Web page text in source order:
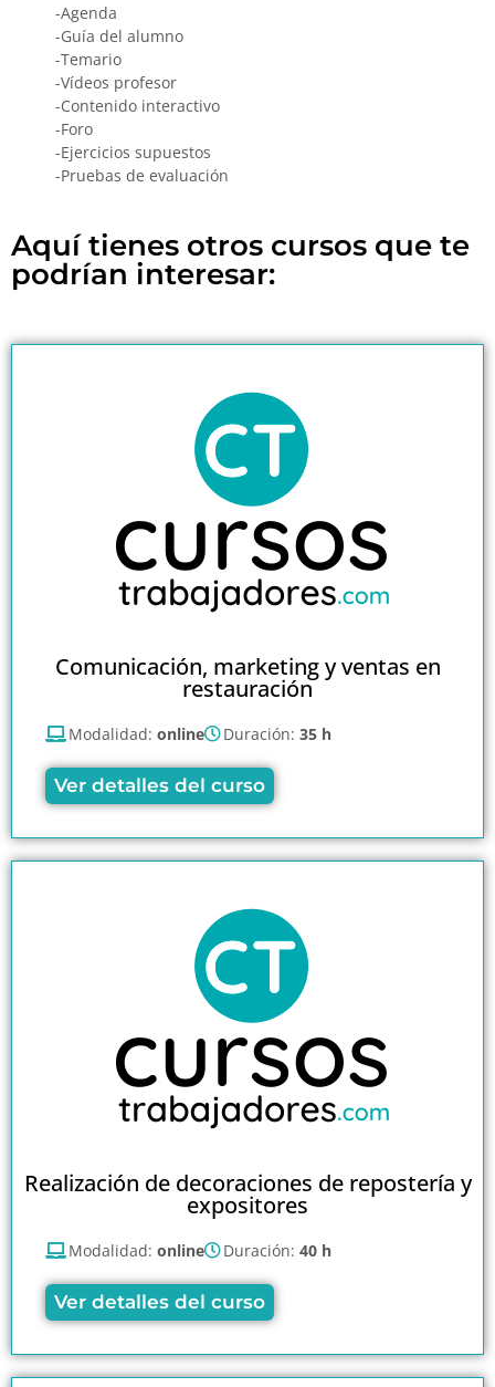
-Agenda
-Guía del alumno
-Temario
-Vídeos profesor
-Contenido interactivo
-Foro
-Ejercicios supuestos
-Pruebas de evaluación
Aquí tienes otros cursos que te
podrían interesar:
Comunicación, marketing y ventas en
restauración
Modalidad: online Duración: 35 h
Ver detalles del curso
Realización de decoraciones de repostería y
expositores
Modalidad: online Duración: 40 h
Ver detalles del curso